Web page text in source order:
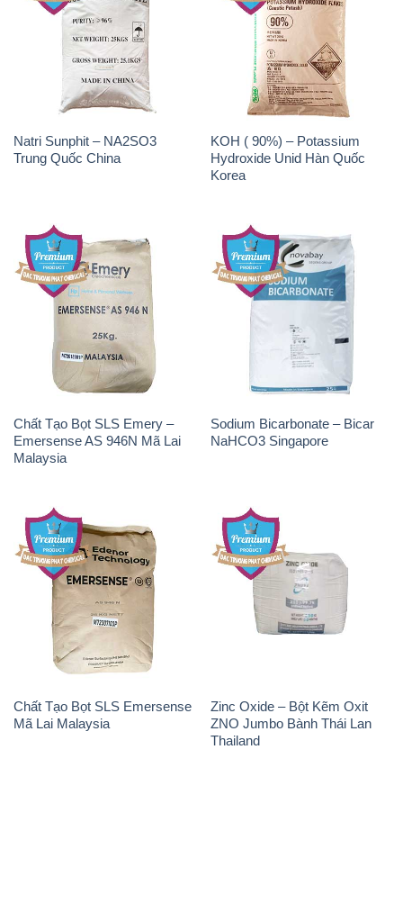
Natri Sunphit – NA2SO3
Trung Quốc China
KOH ( 90%) – Potassium
Hydroxide Unid Hàn Quốc
Korea
Chất Tạo Bọt SLS Emery –
Emersense AS 946N Mã Lai
Malaysia
Sodium Bicarbonate – Bicar
NaHCO3 Singapore
Chất Tạo Bọt SLS Emersense
Mã Lai Malaysia
Zinc Oxide – Bột Kẽm Oxit
ZNO Jumbo Bành Thái Lan
Thailand